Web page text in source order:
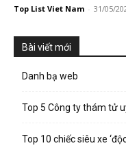
Top List Viet Nam - 31/05/
Bài viết mới
Danh bạ web
Top 5 Công ty thám tử
Top 10 chiếc siêu xe